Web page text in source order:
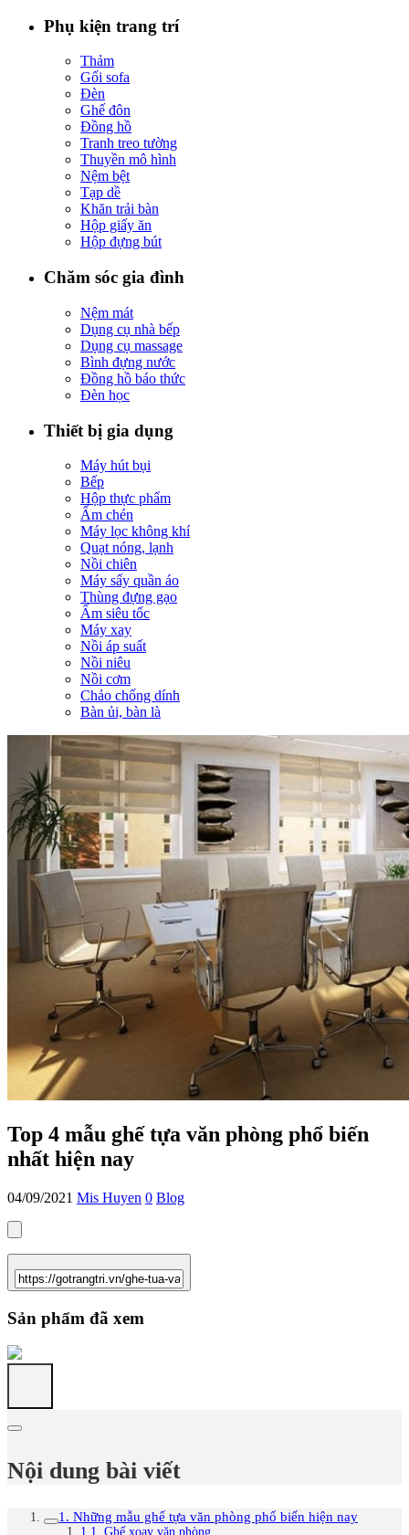
Phụ kiện trang trí
Thảm
Gối sofa
Đèn
Ghế đôn
Đồng hồ
Tranh treo tường
Thuyền mô hình
Nệm bệt
Tạp dề
Khăn trải bàn
Hộp giấy ăn
Hộp đựng bút
Chăm sóc gia đình
Nệm mát
Dụng cụ nhà bếp
Dụng cụ massage
Bình đựng nước
Đồng hồ báo thức
Đèn học
Thiết bị gia dụng
Máy hút bụi
Bếp
Hộp thực phẩm
Ấm chén
Máy lọc không khí
Quạt nóng, lạnh
Nồi chiên
Máy sấy quần áo
Thùng đựng gạo
Ấm siêu tốc
Máy xay
Nồi áp suất
Nồi niêu
Nồi cơm
Chảo chống dính
Bàn ủi, bàn là
Top 4 mẫu ghế tựa văn phòng phổ biến
nhất hiện nay
04/09/2021 Mis Huyen 0 Blog
Sản phẩm đã xem
Nội dung bài viết
1. Những mẫu ghế tựa văn phòng phổ biến hiện nay
1.1. Ghế xoay văn phòng